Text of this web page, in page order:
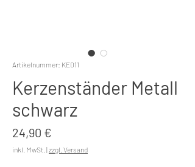
Artikelnummer: KE011
Kerzenständer Metall
schwarz
24,90 €
inkl. MwSt. |zzgl. Versand